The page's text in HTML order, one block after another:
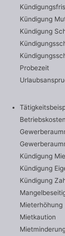
Kündigung
Kündigung
Probezeit
Kündigung
Kündigung
Kündigung
Mieterhöhung
Mietkaution